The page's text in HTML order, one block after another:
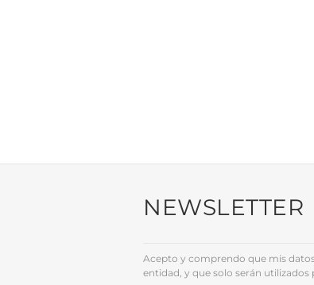
NEWSLETTER
Acepto y comprendo que mis
entidad, y que solo serán